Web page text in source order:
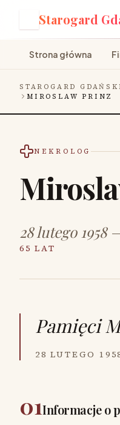
Starogard
Strona główna
STAROGARD
MIROSLAW PRINZ
NEKROLOG
28 lutego 1958
65 LAT
Pamięci
28 LUTEGO
01Informacje o